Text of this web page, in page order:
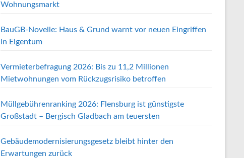
Wohnungsmarkt
BauGB-Novelle: Haus & Grund warnt vor neuen Eingriffen
in Eigentum
Vermieterbefragung 2026: Bis zu 11,2 Millionen
Mietwohnungen vom Rückzugsrisiko betroffen
Müllgebührenranking 2026: Flensburg ist günstigste
Großstadt – Bergisch Gladbach am teuersten
Gebäudemodernisierungsgesetz bleibt hinter den
Erwartungen zurück